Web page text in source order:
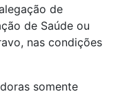
de
de Saúde ou
nas condições
somente